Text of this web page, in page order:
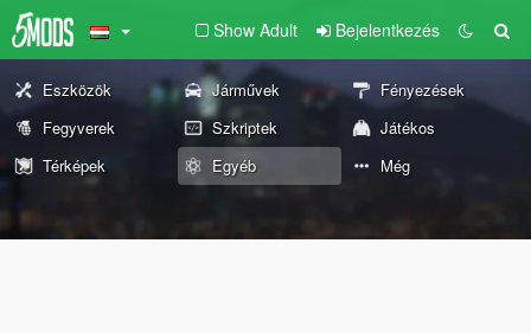
Show Adult Bejelentkezés
Eszközök Járművek
Fényezések
Fegyverek
Szkriptek
Játékos
Térképek
Egyéb Még